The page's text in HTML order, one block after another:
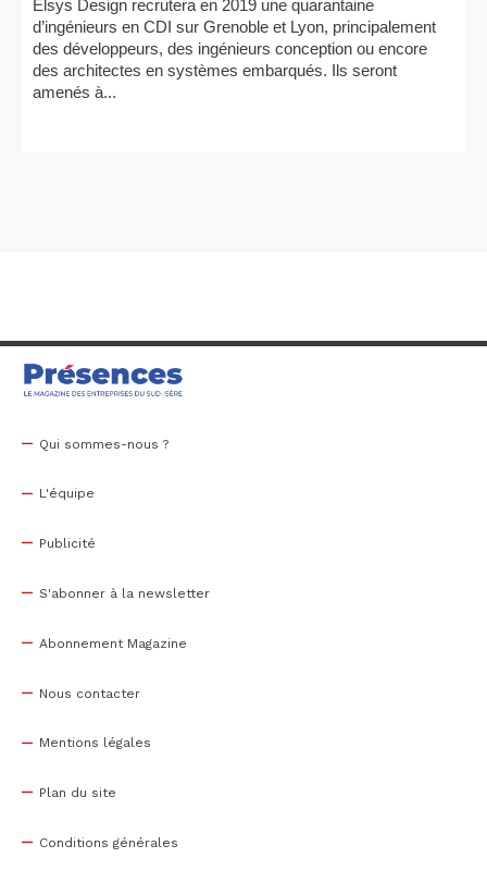
Elsys Design recrutera en 2019 une quarantaine
d’ingénieurs en CDI sur Grenoble et Lyon, principalement
des développeurs, des ingénieurs conception ou encore
des architectes en systèmes embarqués. Ils seront
amenés à...
Qui sommes-nous ?
L'équipe
Publicité
S'abonner à la newsletter
Abonnement Magazine
Nous contacter
Mentions légales
Plan du site
Conditions générales